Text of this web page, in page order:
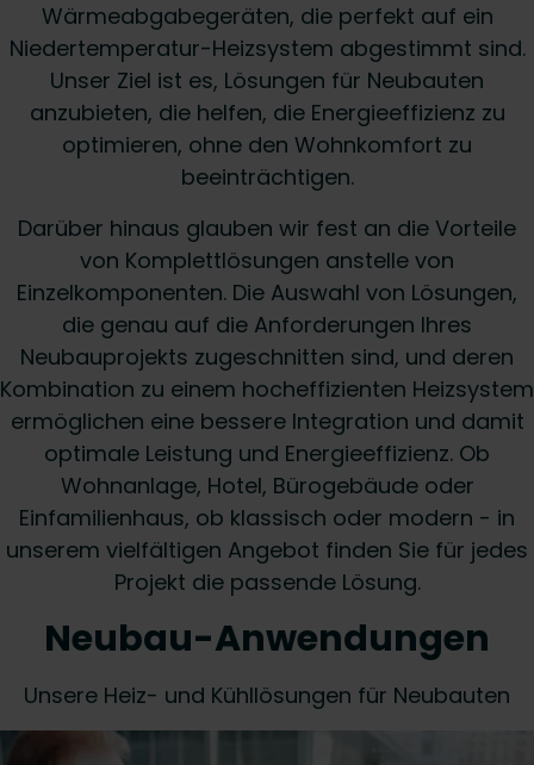
Wärmeabgabegeräten, die perfekt auf ein
Niedertemperatur-Heizsystem abgestimmt sind.
Unser Ziel ist es, Lösungen für Neubauten
anzubieten, die helfen, die Energieeffizienz zu
optimieren, ohne den Wohnkomfort zu
beeinträchtigen.
Darüber hinaus glauben wir fest an die Vorteile
von Komplettlösungen anstelle von
Einzelkomponenten. Die Auswahl von Lösungen,
die genau auf die Anforderungen Ihres
Neubauprojekts zugeschnitten sind, und deren
Kombination zu einem hocheffizienten Heizsystem
ermöglichen eine bessere Integration und damit
optimale Leistung und Energieeffizienz. Ob
Wohnanlage, Hotel, Bürogebäude oder
Einfamilienhaus, ob klassisch oder modern - in
unserem vielfältigen Angebot finden Sie für jedes
Projekt die passende Lösung.
Neubau-Anwendungen
Unsere Heiz- und Kühllösungen für Neubauten